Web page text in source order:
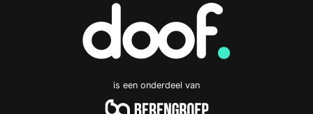
is een onderdeel van